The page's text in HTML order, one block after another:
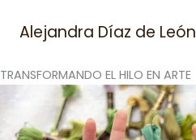
Alejandra Díaz de León
TRANSFORMANDO EL HILO EN ARTE